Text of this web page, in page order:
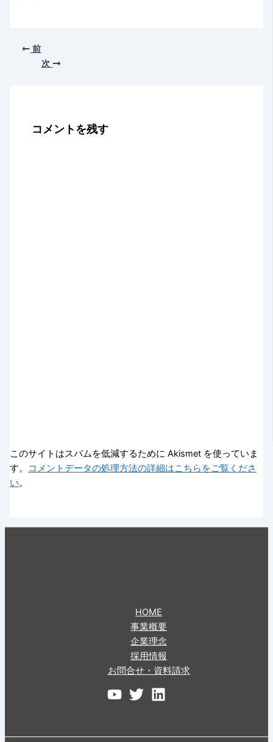
前
次
コメントを残す
このサイトはスパムを低減するために Akismet を使っていま
す。
コメントデータの処理方法の詳細はこちらをご覧くださ
い。
HOME
事業概要
企業理念
採用情報
お問合せ・資料請求